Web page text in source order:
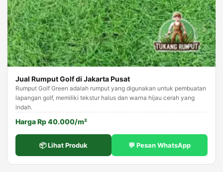
Jual Rumput Golf di Jakarta Pusat
Rumput Golf Green adalah rumput yang digunakan untuk pembuatan
lapangan golf, memiliki tekstur halus dan warna hijau cerah yang
indah.
Harga Rp 40.000/m²
📦 Lihat Produk 💬 Pesan WhatsApp